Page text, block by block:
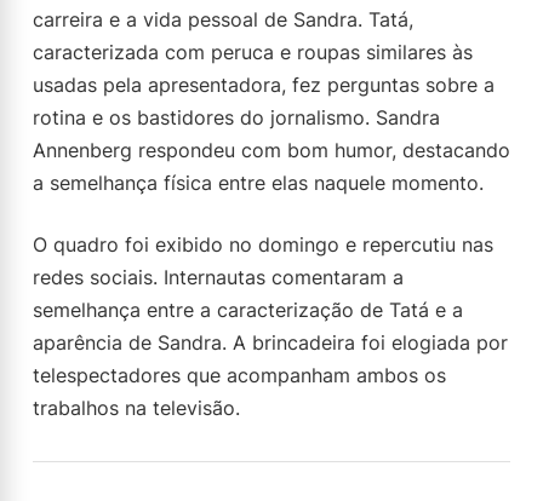
carreira e a vida pessoal de Sandra. Tatá,
caracterizada com peruca e roupas similares às
usadas pela apresentadora, fez perguntas sobre a
rotina e os bastidores do jornalismo. Sandra
Annenberg respondeu com bom humor, destacando
a semelhança física entre elas naquele momento.
O quadro foi exibido no domingo e repercutiu nas
redes sociais. Internautas comentaram a
semelhança entre a caracterização de Tatá e a
aparência de Sandra. A brincadeira foi elogiada por
telespectadores que acompanham ambos os
trabalhos na televisão.